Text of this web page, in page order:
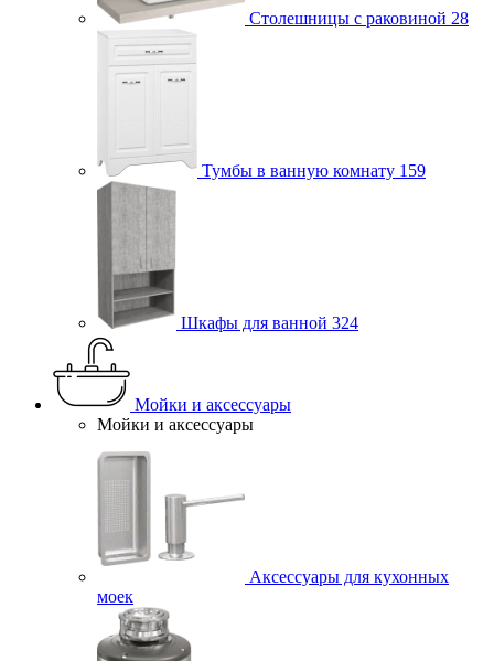
Столешницы с раковиной 28
Тумбы в ванную комнату 159
Шкафы для ванной 324
Мойки и аксессуары
Мойки и аксессуары
Аксессуары для кухонных
моек